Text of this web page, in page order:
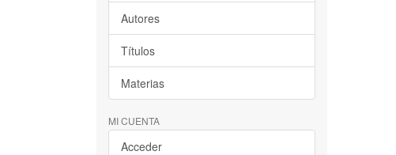
Autores
Títulos
Materias
MI CUENTA
Acceder